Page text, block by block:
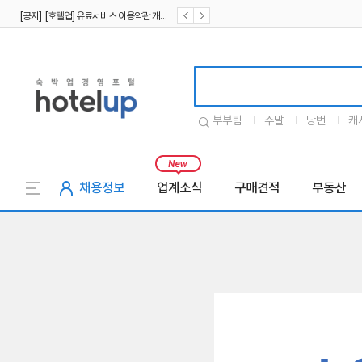
부부팀 주말 당번 캐
채용정보 업계소식 구매견적 부동산